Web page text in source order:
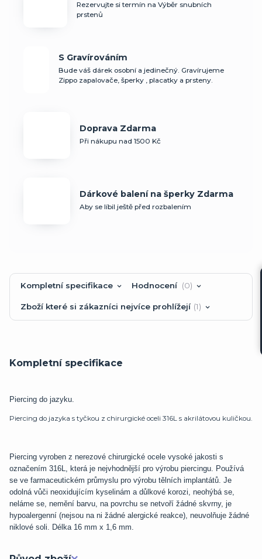
Rezervujte si termín na Výběr snubních
prstenů
S Gravírováním
Bude váš dárek osobní a jedinečný. Gravírujeme
Zippo zapalovače, šperky , placatky a prsteny.
Doprava Zdarma
Při nákupu nad 1500 Kč
Dárkové balení na šperky Zdarma
Aby se líbil ještě před rozbalením
Kompletní specifikace Hodnocení 0
Zboží které si zákazníci nejvíce prohlížejí 1
Kompletní specifikace
Piercing do jazyku.
Piercing do jazyka s tyčkou z chirurgické oceli 316L s akrilátovou kuličkou.
Piercing vyroben z nerezové chirurgické ocele vysoké jakosti s
označením 316L, která je nejvhodnější pro výrobu piercingu. Používá
se ve farmaceutickém průmyslu pro výrobu tělních implantátů. Je
odolná vůči neoxidujícím kyselinám a důlkové korozi, neohýbá se,
neláme se, nemění barvu, na povrchu se netvoří žádné skvrny, je
hypoalergenní (nejsou na ni žádné alergické reakce), neuvolňuje žádné
niklové soli. Délka 16 mm x 1,6 mm.